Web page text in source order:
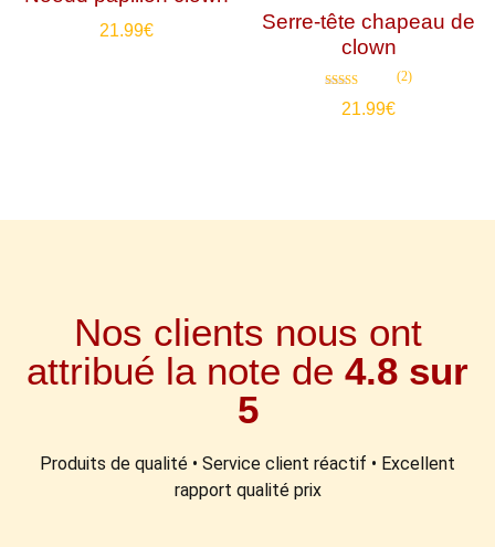
21.99€
Serre-tête chapeau de
clown
5.00
(2)
21.99€
Nos clients nous ont
attribué la note de 4.8 sur
5
Produits de qualité • Service client réactif • Excellent
rapport qualité prix